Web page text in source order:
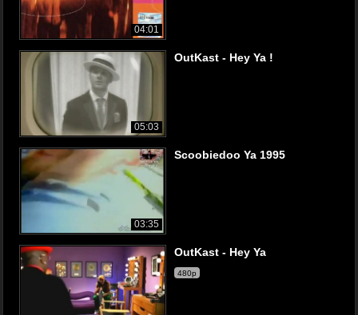
04:01
05:03
OutKast - Hey Ya !
03:35
Scoobiedoo Ya 1995
OutKast - Hey Ya
480p